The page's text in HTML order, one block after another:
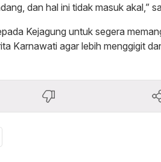
dan hal ini tidak masuk akal,”
Kejagung untuk segera
Karnawati agar lebih menggigit